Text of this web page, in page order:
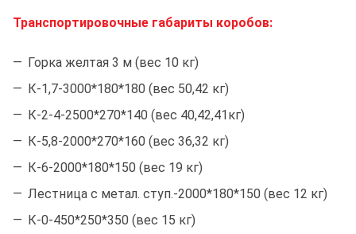
Транспортировочные габариты коробов:
Горка желтая 3 м (вес 10 кг)
К-1,7-3000*180*180 (вес 50,42 кг)
К-2-4-2500*270*140 (вес 40,42,41кг)
К-5,8-2000*270*160 (вес 36,32 кг)
К-6-2000*180*150 (вес 19 кг)
Лестница с метал. ступ.-2000*180*150 (вес 12 кг)
К-0-450*250*350 (вес 15 кг)